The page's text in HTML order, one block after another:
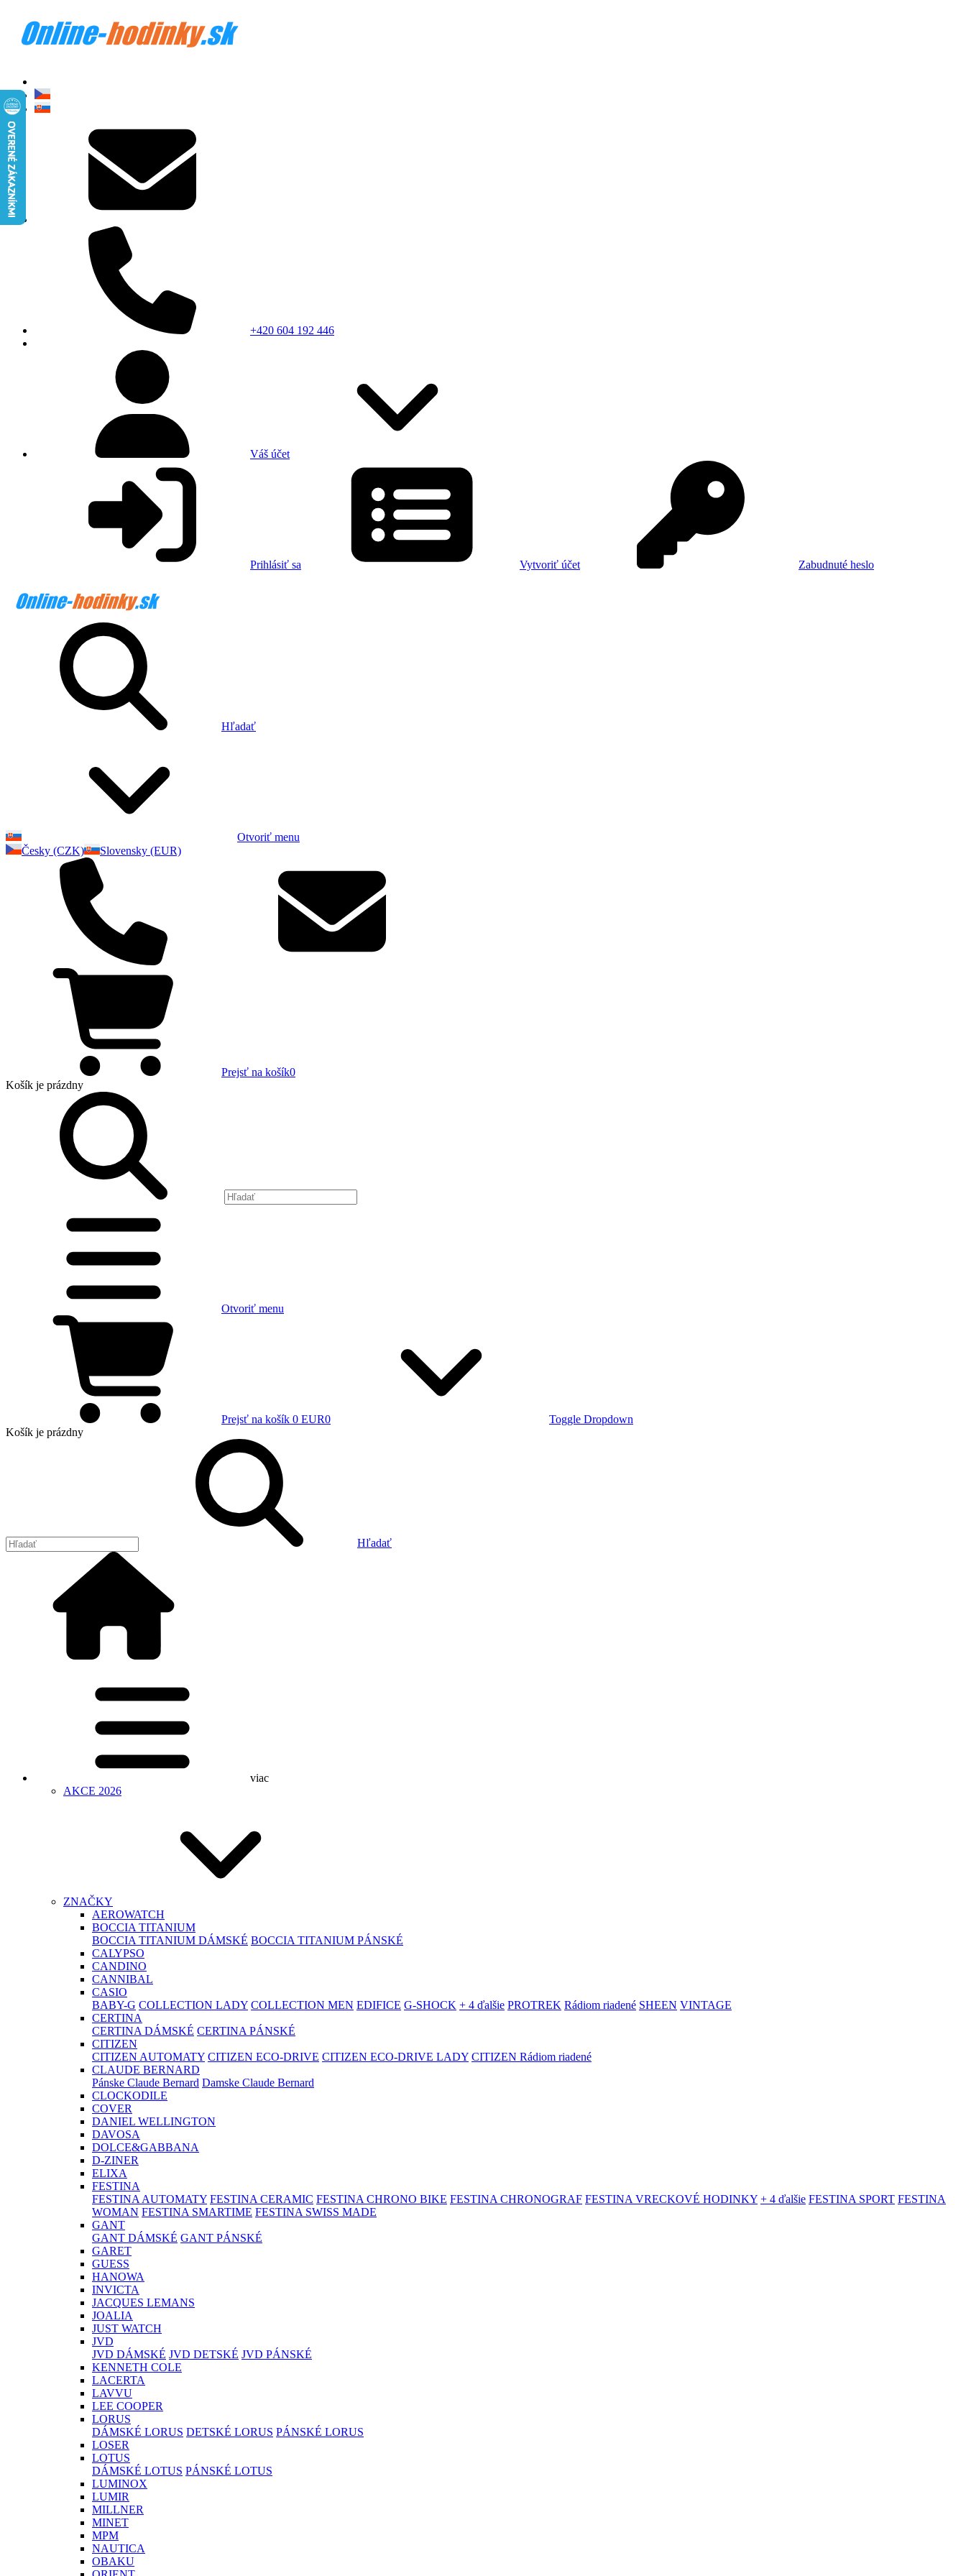
+420 604 192 446
Váš účet
Prihlásiť sa Vytvoriť účet Zabudnuté heslo
Hľadať
Otvoriť menu
Česky (CZK)
Slovensky (EUR)
Prejsť na košík0
Košík je prázdny
Otvoriť menu
Prejsť na košík 0 EUR0
Toggle Dropdown
Košík je prázdny
Hľadať
viac
AKCE 2026
ZNAČKY
AEROWATCH
BOCCIA TITANIUM
BOCCIA TITANIUM DÁMSKÉ BOCCIA TITANIUM PÁNSKÉ
CALYPSO
CANDINO
CANNIBAL
CASIO
BABY-G COLLECTION LADY COLLECTION MEN EDIFICE G-SHOCK + 4 ďalšie PROTREK Rádiom riadené SHEEN VINTAGE
CERTINA
CERTINA DÁMSKÉ CERTINA PÁNSKÉ
CITIZEN
CITIZEN AUTOMATY CITIZEN ECO-DRIVE CITIZEN ECO-DRIVE LADY CITIZEN Rádiom riadené
CLAUDE BERNARD
Pánske Claude Bernard Damske Claude Bernard
CLOCKODILE
COVER
DANIEL WELLINGTON
DAVOSA
DOLCE&GABBANA
D-ZINER
ELIXA
FESTINA
FESTINA AUTOMATY FESTINA CERAMIC FESTINA CHRONO BIKE FESTINA CHRONOGRAF FESTINA VRECKOVÉ HODINKY + 4 ďalšie FESTINA SPORT FESTINA
WOMAN FESTINA SMARTIME FESTINA SWISS MADE
GANT
GANT DÁMSKÉ GANT PÁNSKÉ
GARET
GUESS
HANOWA
INVICTA
JACQUES LEMANS
JOALIA
JUST WATCH
JVD
JVD DÁMSKÉ JVD DETSKÉ JVD PÁNSKÉ
KENNETH COLE
LACERTA
LAVVU
LEE COOPER
LORUS
DÁMSKÉ LORUS DETSKÉ LORUS PÁNSKÉ LORUS
LOSER
LOTUS
DÁMSKÉ LOTUS PÁNSKÉ LOTUS
LUMINOX
LUMIR
MILLNER
MINET
MPM
NAUTICA
OBAKU